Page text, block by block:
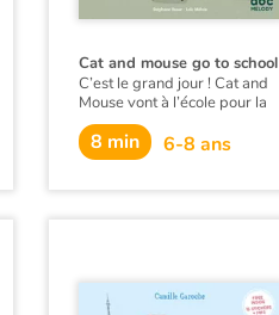
Cat and mouse go to school
C’est le grand jour ! Cat and
Mouse vont à l’école pour la
première fois… mais ils
arrivent en retard.
Heureusement, la maîtresse
grâce au cartable fourni de
8 min 6-8 ans